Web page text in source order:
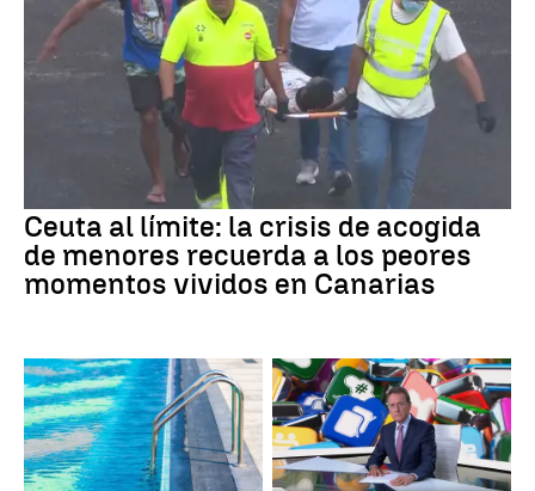
Ceuta al límite: la crisis de acogida
de menores recuerda a los peores
momentos vividos en Canarias